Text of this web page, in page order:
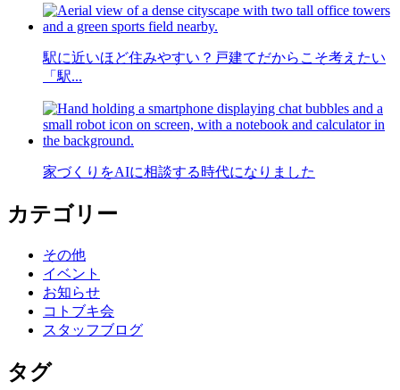
駅に近いほど住みやすい？戸建てだからこそ考えたい
「駅...
家づくりをAIに相談する時代になりました
カテゴリー
その他
イベント
お知らせ
コトブキ会
スタッフブログ
タグ